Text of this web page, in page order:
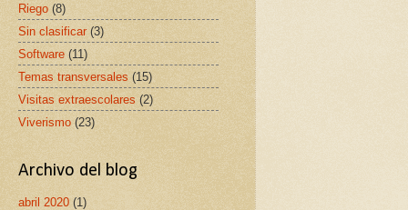
Riego (8)
Sin clasificar (3)
Software (11)
Temas transversales (15)
Visitas extraescolares (2)
Viverismo (23)
Archivo del blog
abril 2020 (1)